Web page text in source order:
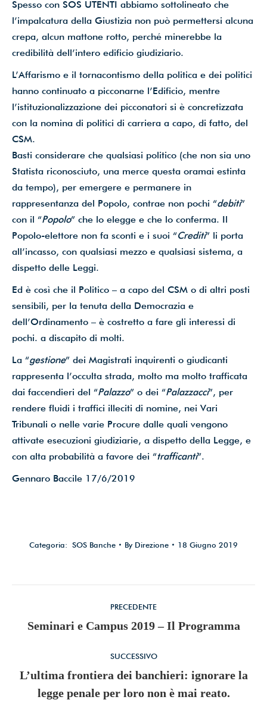
Spesso con SOS UTENTI abbiamo sottolineato che
l’impalcatura della Giustizia non può permettersi alcuna
crepa, alcun mattone rotto, perché minerebbe la
credibilità dell’intero edificio giudiziario.
L’Affarismo e il tornacontismo della politica e dei politici
hanno continuato a picconarne l’Edificio, mentre
l’istituzionalizzazione dei picconatori si è concretizzata
con la nomina di politici di carriera a capo, di fatto, del
CSM.
Basti considerare che qualsiasi politico (che non sia uno
Statista riconosciuto, una merce questa oramai estinta
da tempo), per emergere e permanere in
rappresentanza del Popolo, contrae non pochi “debiti”
con il “Popolo” che lo elegge e che lo conferma. Il
Popolo-elettore non fa sconti e i suoi “Crediti” li porta
all’incasso, con qualsiasi mezzo e qualsiasi sistema, a
dispetto delle Leggi.
Ed è così che il Politico – a capo del CSM o di altri posti
sensibili, per la tenuta della Democrazia e
dell’Ordinamento – è costretto a fare gli interessi di
pochi. a discapito di molti.
La “gestione” dei Magistrati inquirenti o giudicanti
rappresenta l’occulta strada, molto ma molto trafficata
dai faccendieri del “Palazzo” o dei “Palazzacci”, per
rendere fluidi i traffici illeciti di nomine, nei Vari
Tribunali o nelle varie Procure dalle quali vengono
attivate esecuzioni giudiziarie, a dispetto della Legge, e
con alta probabilità a favore dei “trafficanti”.
Gennaro Baccile 17/6/2019
Categoria: SOS Banche By Direzione 18 Giugno 2019
PRECEDENTE
Stile
Seminari e Campus 2019 – Il Programma
SUCCESSIVO
Numero
di
L’ultima frontiera dei banchieri: ignorare la
legge penale per loro non è mai reato.